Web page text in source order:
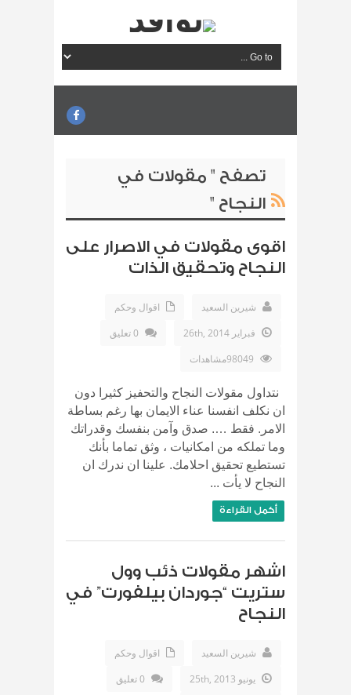
تصفح " مقولات في
النجاح "
اقوى مقولات في الاصرار على
النجاح وتحقيق الذات
شيرين السعيد
اقوال وحكم
فبراير 26th, 2014
0 تعليق
نتداول مقولات النجاح والتحفيز كثيرا دون
ان نكلف انفسنا عناء الايمان بها رغم بساطة
الامر. فقط …. صدق وآمن بنفسك وقدراتك
وما تملكه من امكانيات ، وثق تماما بأنك
تستطيع تحقيق احلامك. علينا ان ندرك ان
النجاح لا يأت ...
أكمل القراءة
اشهر مقولات ذئب وول
ستريت “جوردان بيلفورت” في
النجاح
شيرين السعيد
اقوال وحكم
يونيو 25th, 2013
0 تعليق